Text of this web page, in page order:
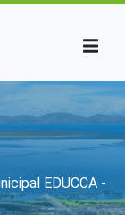
a la
EDUCCA -